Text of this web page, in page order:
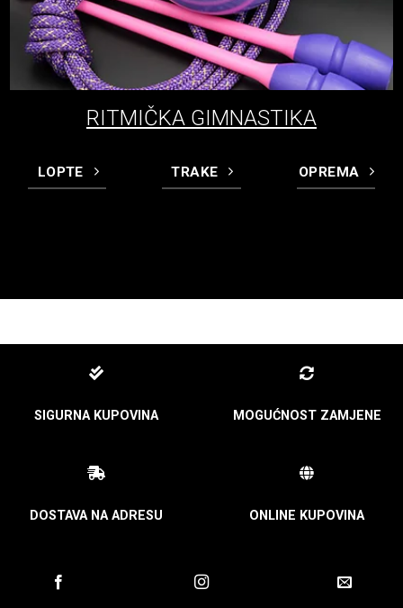
RITMIČKA GIMNASTIKA
LOPTE TRAKE OPREMA
SIGURNA KUPOVINA MOGUĆNOST ZAMJENE
DOSTAVA NA ADRESU ONLINE KUPOVINA